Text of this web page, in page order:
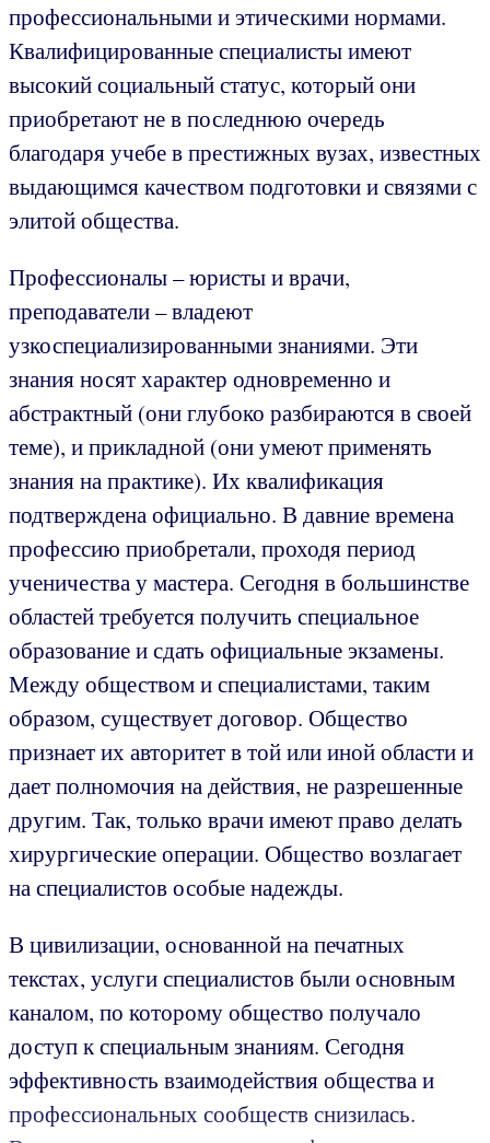
профессиональными и этическими нормами.
Квалифицированные специалисты имеют
высокий социальный статус, который они
приобретают не в последнюю очередь
благодаря учебе в престижных вузах, известных
выдающимся качеством подготовки и связями с
элитой общества.
Профессионалы – юристы и врачи,
преподаватели – владеют
узкоспециализированными знаниями. Эти
знания носят характер одновременно и
абстрактный (они глубоко разбираются в своей
теме), и прикладной (они умеют применять
знания на практике). Их квалификация
подтверждена официально. В давние времена
профессию приобретали, проходя период
ученичества у мастера. Сегодня в большинстве
областей требуется получить специальное
образование и сдать официальные экзамены.
Между обществом и специалистами, таким
образом, существует договор. Общество
признает их авторитет в той или иной области и
дает полномочия на действия, не разрешенные
другим. Так, только врачи имеют право делать
хирургические операции. Общество возлагает
на специалистов особые надежды.
В цивилизации, основанной на печатных
текстах, услуги специалистов были основным
каналом, по которому общество получало
доступ к специальным знаниям. Сегодня
эффективность взаимодействия общества и
профессиональных сообществ снизилась.